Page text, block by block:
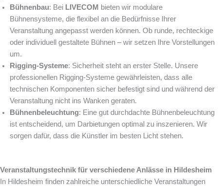
Bühnenbau: Bei LIVECOM bieten wir modulare
Bühnensysteme, die flexibel an die Bedürfnisse Ihrer
Veranstaltung angepasst werden können. Ob runde, rechteckige
oder individuell gestaltete Bühnen – wir setzen Ihre Vorstellungen
um.
Rigging-Systeme: Sicherheit steht an erster Stelle. Unsere
professionellen Rigging-Systeme gewährleisten, dass alle
technischen Komponenten sicher befestigt sind und während der
Veranstaltung nicht ins Wanken geraten.
Bühnenbeleuchtung: Eine gut durchdachte Bühnenbeleuchtung
ist entscheidend, um Darbietungen optimal zu inszenieren. Wir
sorgen dafür, dass die Künstler im besten Licht stehen.
Veranstaltungstechnik für verschiedene Anlässe in Hildesheim
In Hildesheim finden zahlreiche unterschiedliche Veranstaltungen